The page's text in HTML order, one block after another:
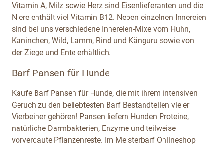
Vitamin A, Milz sowie Herz sind Eisenlieferanten und die
Niere enthält viel Vitamin B12. Neben einzelnen Innereien
sind bei uns verschiedene Innereien-Mixe vom Huhn,
Kaninchen, Wild, Lamm, Rind und Känguru sowie von
der Ziege und Ente erhältlich.
Barf Pansen für Hunde
Kaufe Barf Pansen für Hunde, die mit ihrem intensiven
Geruch zu den beliebtesten Barf Bestandteilen vieler
Vierbeiner gehören! Pansen liefern Hunden Proteine,
natürliche Darmbakterien, Enzyme und teilweise
vorverdaute Pflanzenreste. Im Meisterbarf Onlineshop